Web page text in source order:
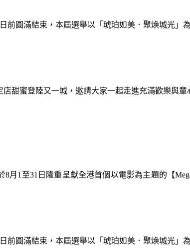
前圓滿結束，本屆選舉以「琥珀如美．聚煥城光
月1至31日隆重呈獻全港首個以電影為主題的【
甜蜜登陸又一城，邀請大家一起走進充滿歡樂與
前圓滿結束，本屆選舉以「琥珀如美．聚煥城光